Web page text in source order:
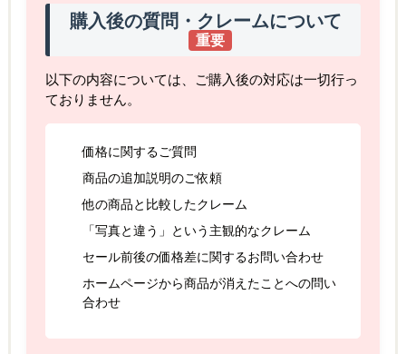
購入後の質問・クレームについて
重要
以下の内容については、ご購入後の対応は一切行っ
ておりません。
価格に関するご質問
商品の追加説明のご依頼
他の商品と比較したクレーム
「写真と違う」という主観的なクレーム
セール前後の価格差に関するお問い合わせ
ホームページから商品が消えたことへの問い
合わせ